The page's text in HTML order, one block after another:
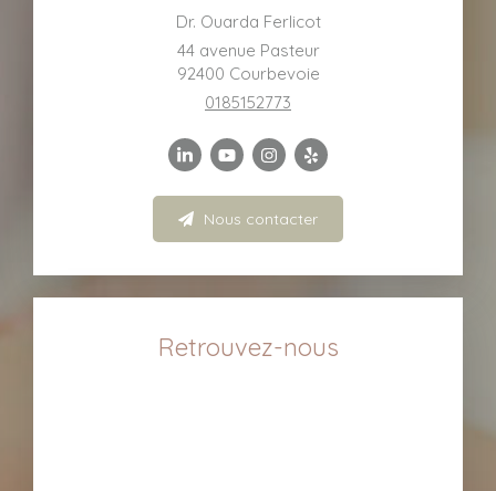
Dr. Ouarda Ferlicot
44 avenue Pasteur
92400 Courbevoie
0185152773
Nous contacter
Retrouvez-nous